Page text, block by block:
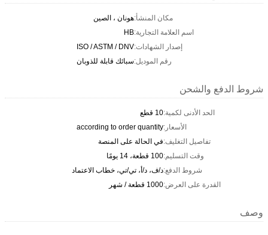
مكان المنشأ:هونان ، الصين
اسم العلامة التجارية:HB
إصدار الشهادات:ISO / ASTM / DNV
رقم الموديل:سبائك قابلة للذوبان
شروط الدفع والشحن
الحد الأدنى لكمية:10 قطع
الأسعار:according to order quantity
تفاصيل التغليف:في الحالة على المنصة
وقت التسليم:100 قطعة، 14 يومًا
شروط الدفع:د/ف، د/أ، تي/تي، خطاب الاعتماد
القدرة على العرض:1000 قطعة / شهر
وصف